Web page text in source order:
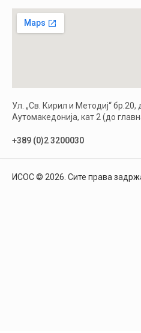
Ул. „Св. Кирил и Методиј“ бр.20,
Аутомакедонија, кат 2 (до
+389 (0)2 3200030
ИСОС © 2026. Сите права